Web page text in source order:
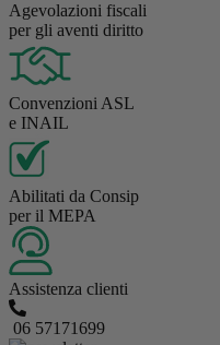
Agevolazioni fiscali
per gli aventi diritto
Convenzioni ASL
e INAIL
Abilitati da Consip
per il MEPA
Assistenza clienti
06 57171699